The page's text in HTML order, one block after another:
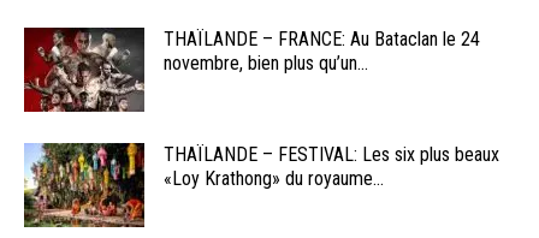
THAÏLANDE – FRANCE: Au Bataclan le 24
novembre, bien plus qu’un...
THAÏLANDE – FESTIVAL: Les six plus beaux
«Loy Krathong» du royaume...